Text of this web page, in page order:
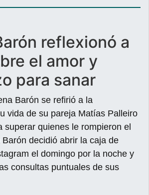
reflexionó a
el amor y
para sanar
Barón se refirió a la
vida de su pareja Matías Palleiro
superar quienes le rompieron el
decidió abrir la caja de
el domingo por la noche y
consultas puntuales de sus